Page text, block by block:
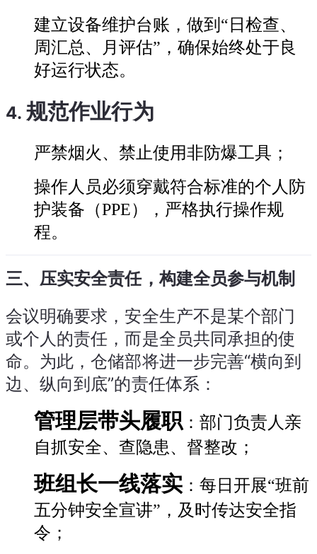
建立设备维护台账，做到“日检查、
周汇总、月评估”，确保始终处于良
好运行状态。
4.规范作业行为
严禁烟火、禁止使用非防爆工具；
操作人员必须穿戴符合标准的个人防
护装备（PPE），严格执行操作规
程。
三、压实安全责任，构建全员参与机制
会议明确要求，安全生产不是某个部门
或个人的责任，而是全员共同承担的使
命。为此，仓储部将进一步完善“横向到
边、纵向到底”的责任体系：
管理层带头履职 ：部门负责人亲
自抓安全、查隐患、督整改；
班组长一线落实 ：每日开展“班前
五分钟安全宣讲”，及时传达安全指
令；